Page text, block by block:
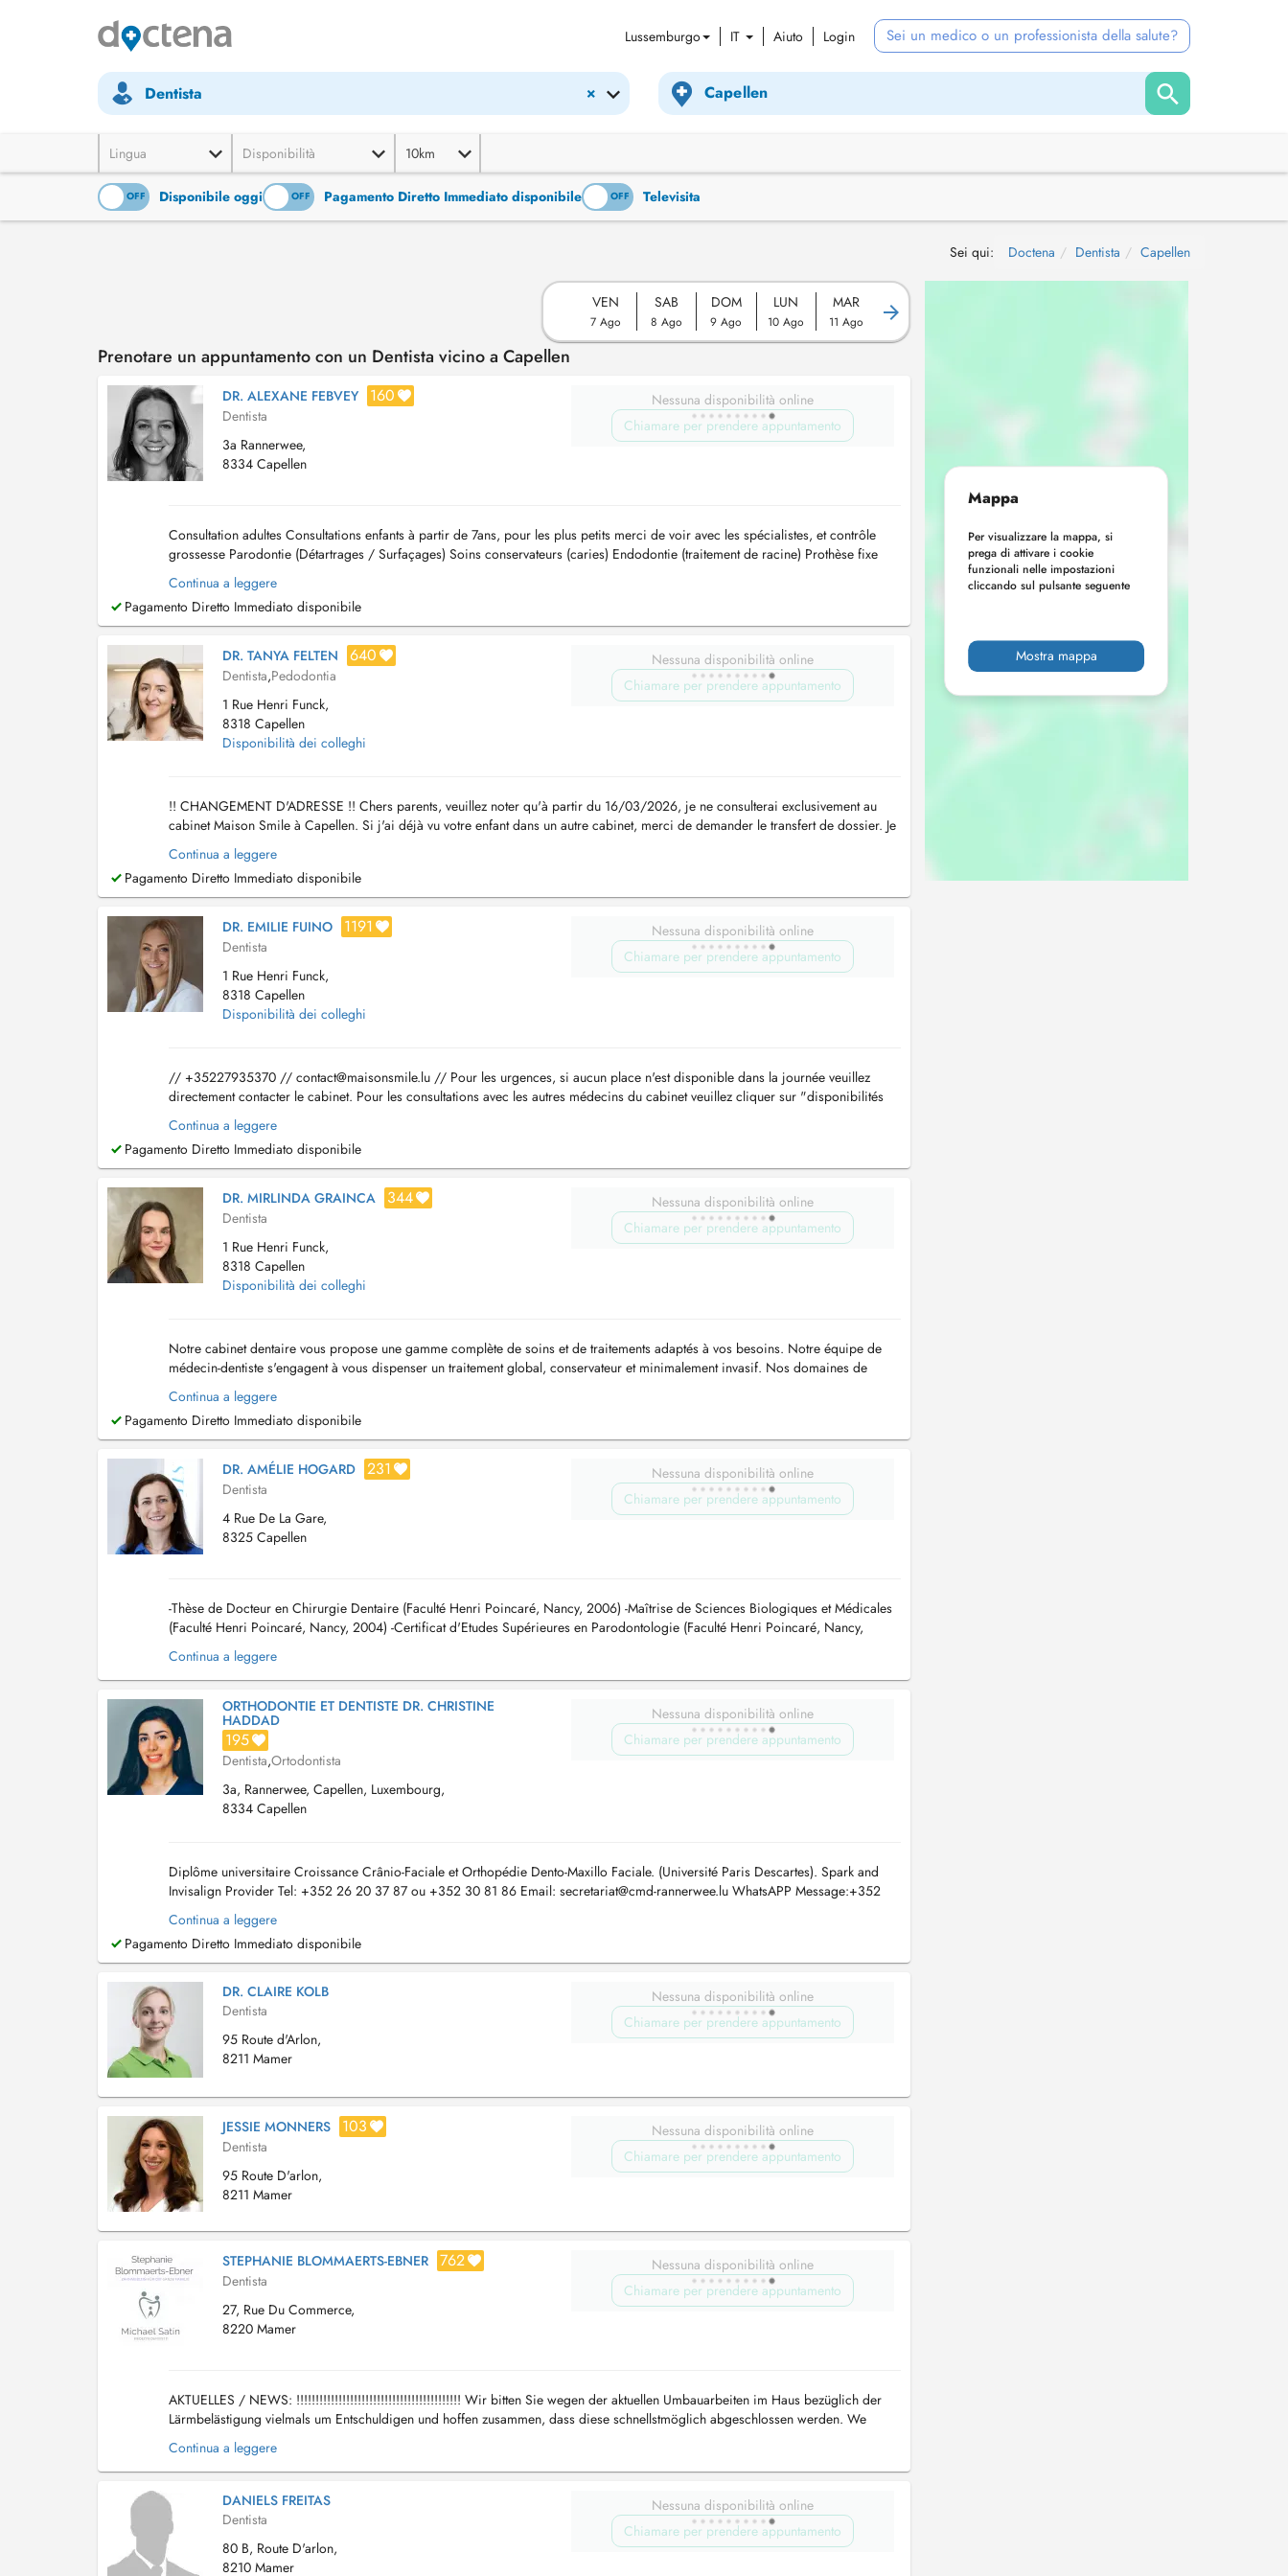
Lussemburgo IT Aiuto Login Sei un medico o un professionista della salute?
×
Dentista
Lingua Disponibilità 10km
OFF Disponibile oggi
ON OFF Pagamento Diretto Immediato disponibile
ON OFF Televisita
Sei qui: Doctena Dentista Capellen
VEN
7 Ago
SAB
8 Ago
DOM
9 Ago
LUN
10 Ago
MAR
11 Ago
Prenotare un appuntamento con un Dentista vicino a Capellen
DR. ALEXANE FEBVEY 160
Dentista
3a Rannerwee,
8334 Capellen
Nessuna disponibilità online
Chiamare per prendere appuntamento
Consultation adultes Consultations enfants à partir de 7ans, pour les plus petits merci de voir avec les spécialistes, et contrôle
grossesse Parodontie (Détartrages / Surfaçages) Soins conservateurs (caries) Endodontie (traitement de racine) Prothèse fixe
(couronnes, inlays, onlays, bridges, f...
Continua a leggere
Pagamento Diretto Immediato disponibile
DR. TANYA FELTEN 640
Dentista,Pedodontia
1 Rue Henri Funck,
8318 Capellen
Disponibilità dei colleghi
Nessuna disponibilità online
Chiamare per prendere appuntamento
!! CHANGEMENT D'ADRESSE !! Chers parents, veuillez noter qu'à partir du 16/03/2026, je ne consulterai exclusivement au
cabinet Maison Smile à Capellen. Si j'ai déjà vu votre enfant dans un autre cabinet, merci de demander le transfert de dossier. Je
vous remercie pour votre compréhension. -------...
Continua a leggere
Pagamento Diretto Immediato disponibile
DR. EMILIE FUINO 1191
Dentista
1 Rue Henri Funck,
8318 Capellen
Disponibilità dei colleghi
Nessuna disponibilità online
Chiamare per prendere appuntamento
// +35227935370 // contact@maisonsmile.lu // Pour les urgences, si aucun place n'est disponible dans la journée veuillez
directement contacter le cabinet. Pour les consultations avec les autres médecins du cabinet veuillez cliquer sur "disponibilités
des collègues". Prise en charge sous ME...
Continua a leggere
Pagamento Diretto Immediato disponibile
DR. MIRLINDA GRAINCA 344
Dentista
1 Rue Henri Funck,
8318 Capellen
Disponibilità dei colleghi
Nessuna disponibilità online
Chiamare per prendere appuntamento
Notre cabinet dentaire vous propose une gamme complète de soins et de traitements adaptés à vos besoins. Notre équipe de
médecin-dentiste s'engagent à vous dispenser un traitement global, conservateur et minimalement invasif. Nos domaines de
compétences sont : - La dentisterie générale : tou...
Continua a leggere
Pagamento Diretto Immediato disponibile
DR. AMÉLIE HOGARD 231
Dentista
4 Rue De La Gare,
8325 Capellen
Nessuna disponibilità online
Chiamare per prendere appuntamento
-Thèse de Docteur en Chirurgie Dentaire (Faculté Henri Poincaré, Nancy, 2006) -Maîtrise de Sciences Biologiques et Médicales
(Faculté Henri Poincaré, Nancy, 2004) -Certificat d'Etudes Supérieures en Parodontologie (Faculté Henri Poincaré, Nancy,
2006) -Certificat d'Etudes Supérieures en Prothèse ...
Continua a leggere
ORTHODONTIE ET DENTISTE DR. CHRISTINE
HADDAD
195
Dentista,Ortodontista
3a, Rannerwee, Capellen, Luxembourg,
8334 Capellen
Nessuna disponibilità online
Chiamare per prendere appuntamento
Diplôme universitaire Croissance Crânio-Faciale et Orthopédie Dento-Maxillo Faciale. (Université Paris Descartes). Spark and
Invisalign Provider Tel: +352 26 20 37 87 ou +352 30 81 86 Email: secretariat@cmd-rannerwee.lu WhatsAPP Message:+352
621 816 797 -Orthodontie Invisible ou Brackets pou...
Continua a leggere
Pagamento Diretto Immediato disponibile
DR. CLAIRE KOLB
Dentista
95 Route d'Arlon,
8211 Mamer
Nessuna disponibilità online
Chiamare per prendere appuntamento
JESSIE MONNERS 103
Dentista
95 Route D'arlon,
8211 Mamer
Nessuna disponibilità online
Chiamare per prendere appuntamento
STEPHANIE BLOMMAERTS-EBNER 762
Dentista
27, Rue Du Commerce,
8220 Mamer
Nessuna disponibilità online
Chiamare per prendere appuntamento
AKTUELLES / NEWS: !!!!!!!!!!!!!!!!!!!!!!!!!!!!!!!!!!!!!!!!!!! Wir bitten Sie wegen der aktuellen Umbauarbeiten im Haus bezüglich der
Lärmbelästigung vielmals um Entschuldigen und hoffen zusammen, dass diese schnellstmöglich abgeschlossen werden. We
sincerely apologize for the current renov...
Continua a leggere
DANIELS FREITAS
Dentista
80 B, Route D'arlon,
8210 Mamer
Nessuna disponibilità online
Chiamare per prendere appuntamento
Mappa
Per visualizzare la mappa, si
prega di attivare i cookie
funzionali nelle impostazioni
cliccando sul pulsante seguente
Mostra mappa